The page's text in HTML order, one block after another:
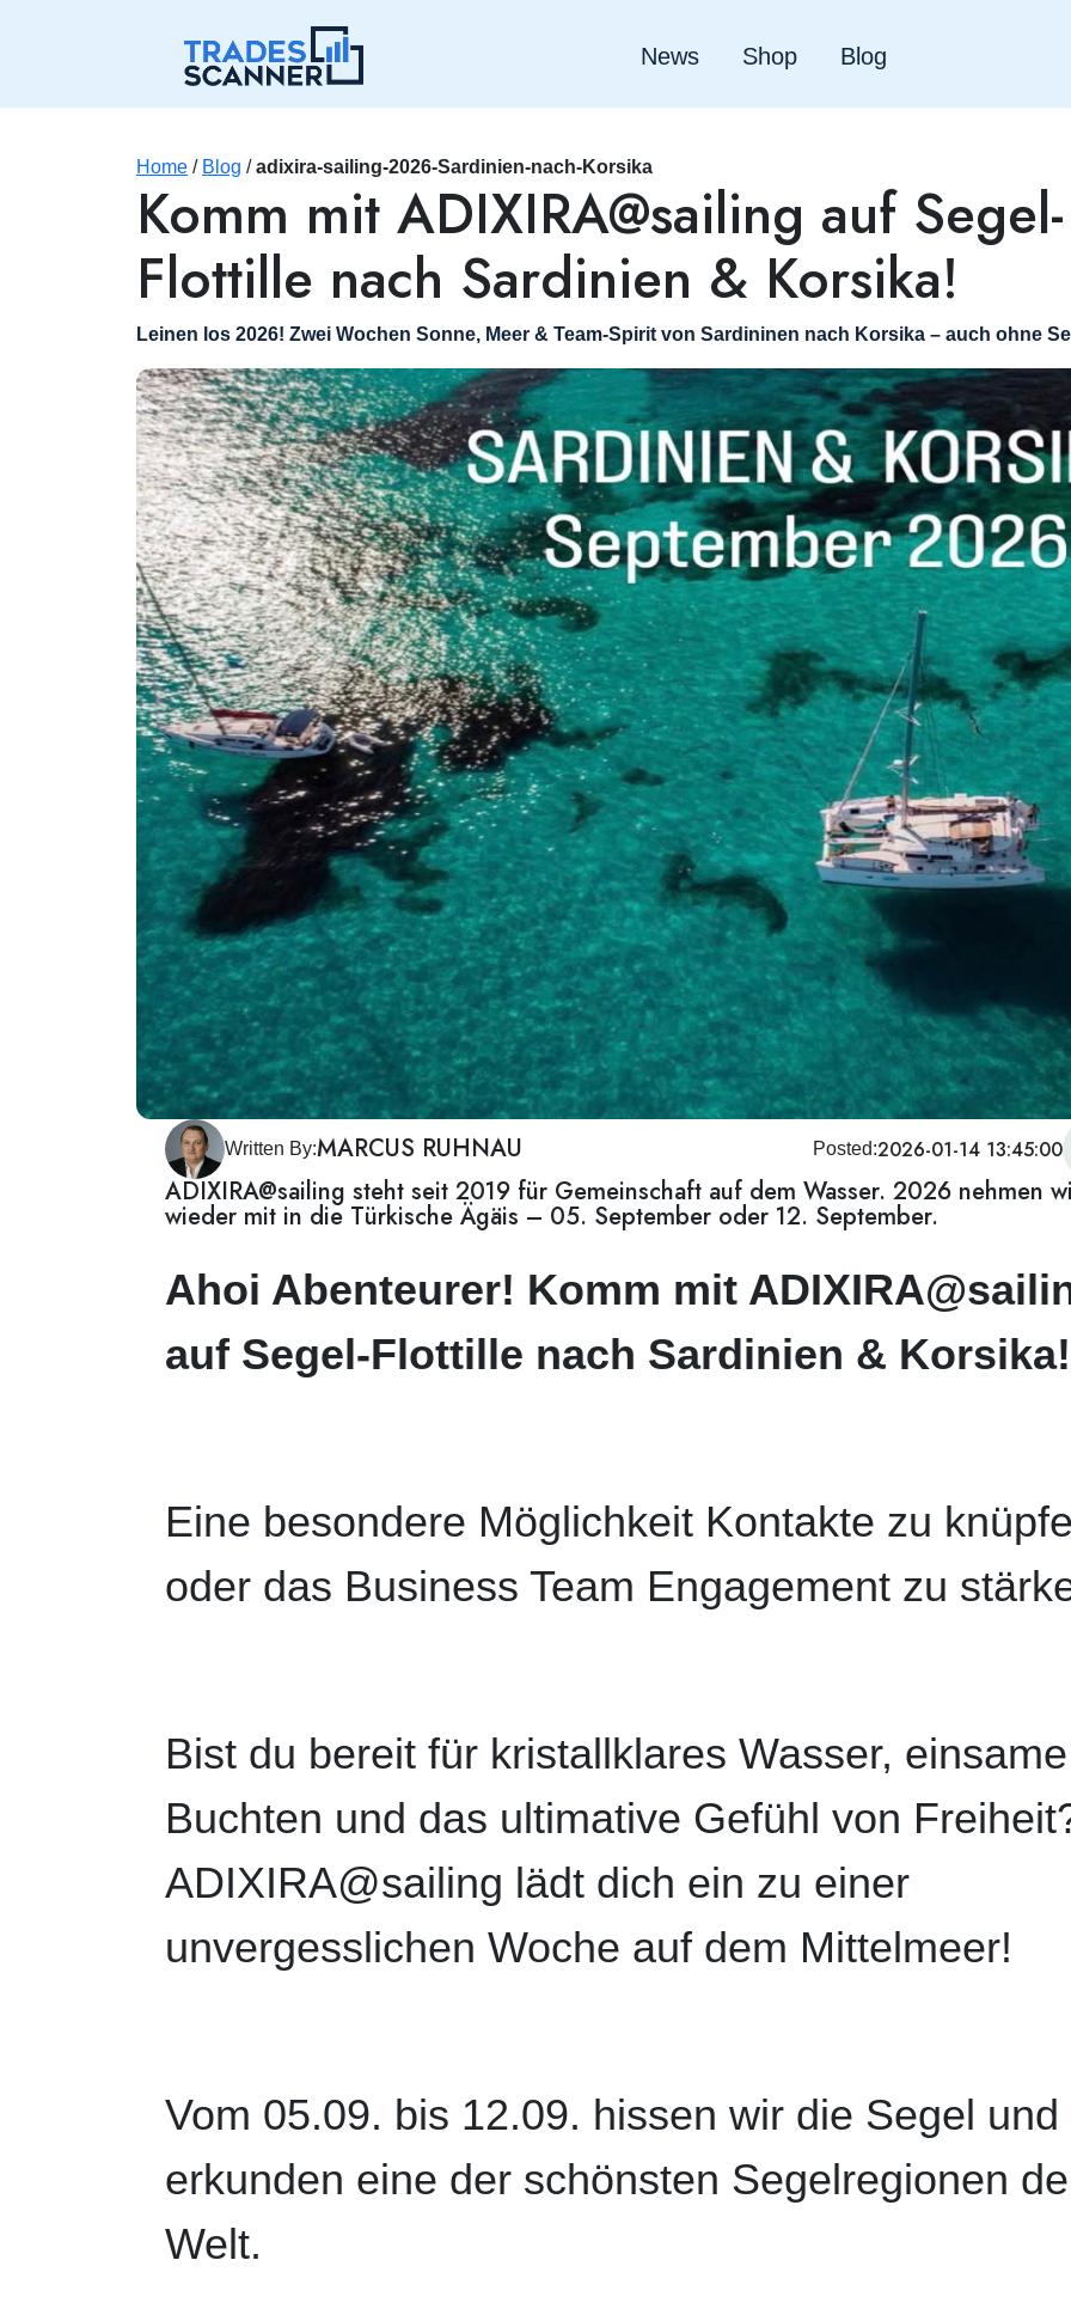
News Shop Blog
Home / Blog /adixira-sailing-2026-Sardinien-nach-Korsika
Komm mit ADIXIRA@sailing auf Segel-
Flottille nach Sardinien & Korsika!
Leinen los 2026! Zwei Wochen Sonne, Meer & Team-Spirit von Sardininen nach Korsika – auch ohne
Written By:MARCUS RUHNAU Posted:2026-01-14 13:45:00
ADIXIRA@sailing steht seit 2019 für Gemeinschaft auf dem Wasser. 2026 nehmen
wieder mit in die Türkische Ägäis – 05. September oder 12. September.
Ahoi Abenteurer! Komm mit
auf Segel-Flottille nach Sardinien &
Eine besondere Möglichkeit Kontakte zu
oder das Business Team Engagement zu
Bist du bereit für kristallklares Wasser, einsame
Buchten und das ultimative Gefühl von
ADIXIRA@sailing lädt dich ein zu einer
unvergesslichen Woche auf dem Mittelmeer!
Vom 05.09. bis 12.09. hissen wir die Segel und
erkunden eine der schönsten Segelregionen
Welt.